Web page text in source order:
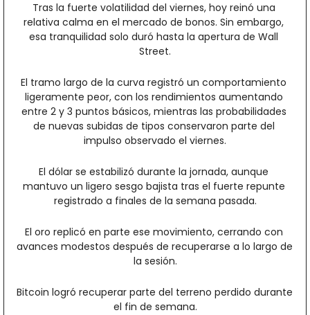
Tras la fuerte volatilidad del viernes, hoy reinó una
relativa calma en el mercado de bonos. Sin embargo,
esa tranquilidad solo duró hasta la apertura de Wall
Street.
El tramo largo de la curva registró un comportamiento
ligeramente peor, con los rendimientos aumentando
entre 2 y 3 puntos básicos, mientras las probabilidades
de nuevas subidas de tipos conservaron parte del
impulso observado el viernes.
El dólar se estabilizó durante la jornada, aunque
mantuvo un ligero sesgo bajista tras el fuerte repunte
registrado a finales de la semana pasada.
El oro replicó en parte ese movimiento, cerrando con
avances modestos después de recuperarse a lo largo de
la sesión.
Bitcoin logró recuperar parte del terreno perdido durante
el fin de semana.